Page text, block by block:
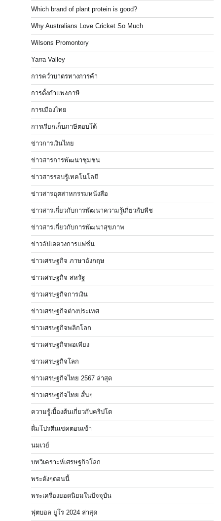
Which brand of plant protein is good?
Why Australians Love Cricket So Much
Wilsons Promontory
Yarra Valley
การคว่ำบาตรทางการค้า
การตั้งกำแพงภาษี
การเมืองไทย
การเรียกเก็บภาษีตอบโต้
ข่าวการเงินไทย
ข่าวสารการพัฒนาชุมชน
ข่าวสารรอบรู้เทคโนโลยี
ข่าวสารอุตสาหกรรมหนังสือ
ข่าวสารเกี่ยวกับการพัฒนาความรู้เกี่ยวกับพืช
ข่าวสารเกี่ยวกับการพัฒนาสุขภาพ
ข่าวอัปเดตวงการแฟชั่น
ข่าวเศรษฐกิจ ภาษาอังกฤษ
ข่าวเศรษฐกิจ สหรัฐ
ข่าวเศรษฐกิจการเงิน
ข่าวเศรษฐกิจต่างประเทศ
ข่าวเศรษฐกิจพลิกโลก
ข่าวเศรษฐกิจพอเพียง
ข่าวเศรษฐกิจโลก
ข่าวเศรษฐกิจไทย 2567 ล่าสุด
ข่าวเศรษฐกิจไทย สั้นๆ
ความรู้เบื้องต้นเกี่ยวกับคริปโต
ดื่มโปรตีนเชคตอนเช้า
นมเวย์
บทวิเคราะห์เศรษฐกิจโลก
พระดังๆตอนนี้
พระเครื่องยอดนิยมในปัจจุบัน
ฟุตบอล ยูโร 2024 ล่าสุด